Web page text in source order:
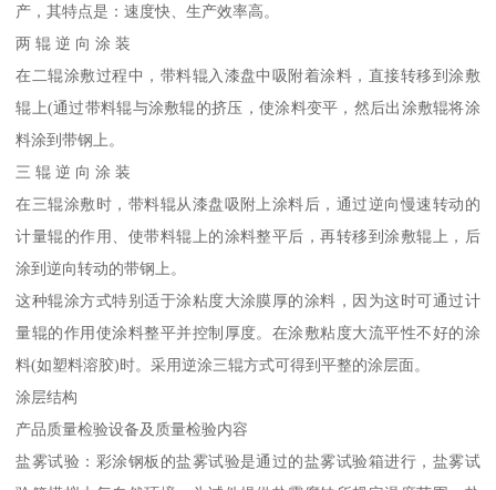
产，其特点是：速度快、生产效率高。
两 辊 逆 向 涂 装
在二辊涂敷过程中，带料辊入漆盘中吸附着涂料，直接转移到涂敷
辊上(通过带料辊与涂敷辊的挤压，使涂料变平，然后出涂敷辊将涂
料涂到带钢上。
三 辊 逆 向 涂 装
在三辊涂敷时，带料辊从漆盘吸附上涂料后，通过逆向慢速转动的
计量辊的作用、使带料辊上的涂料整平后，再转移到涂敷辊上，后
涂到逆向转动的带钢上。
这种辊涂方式特别适于涂粘度大涂膜厚的涂料，因为这时可通过计
量辊的作用使涂料整平并控制厚度。在涂敷粘度大流平性不好的涂
料(如塑料溶胶)时。采用逆涂三辊方式可得到平整的涂层面。
涂层结构
产品质量检验设备及质量检验内容
盐雾试验：彩涂钢板的盐雾试验是通过的盐雾试验箱进行，盐雾试